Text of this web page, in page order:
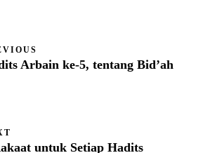
Arbain ke-5, tentang Bid’ah
untuk Setiap Hadits